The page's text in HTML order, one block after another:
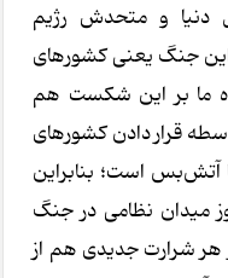
دنیا و متحدش رژیم
جنگ یعنی کشورهای
ما بر این شکست هم
قرار دادن کشورهای
آتش‌بس است؛ بنابراین
میدان نظامی در جنگ
هر شرارت جدیدی هم از